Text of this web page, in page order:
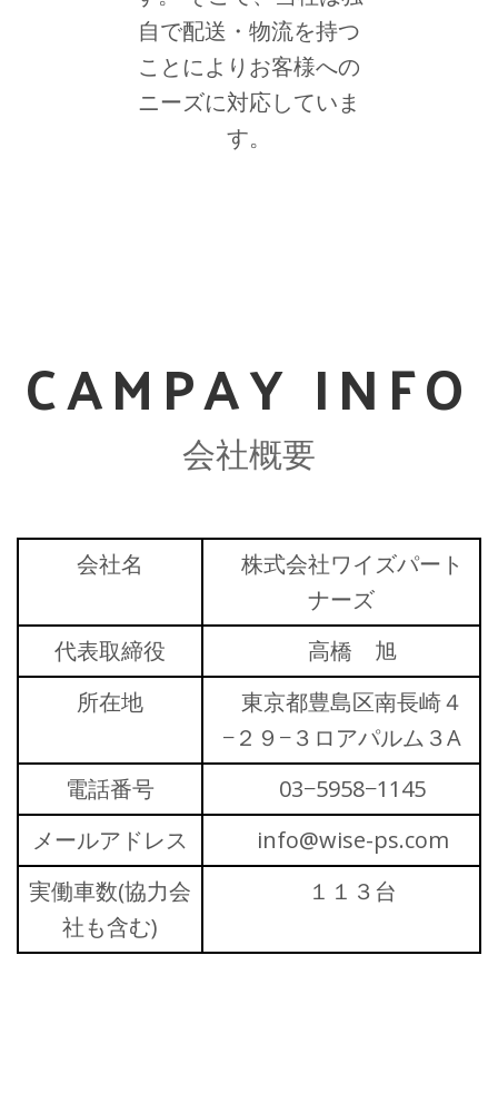
自で配送・物流を持つ
ことによりお客様への
ニーズに対応していま
す。
CAMPAY INFO
会社概要
会社名
株式会社ワイズパート
ナーズ
代表取締役
高橋 旭
所在地
東京都豊島区南長崎４
−２９−３ロアパルム３A
電話番号
03−5958−1145
メールアドレス
info@wise-ps.com
実働車数(協力会
社も含む)
１１３台